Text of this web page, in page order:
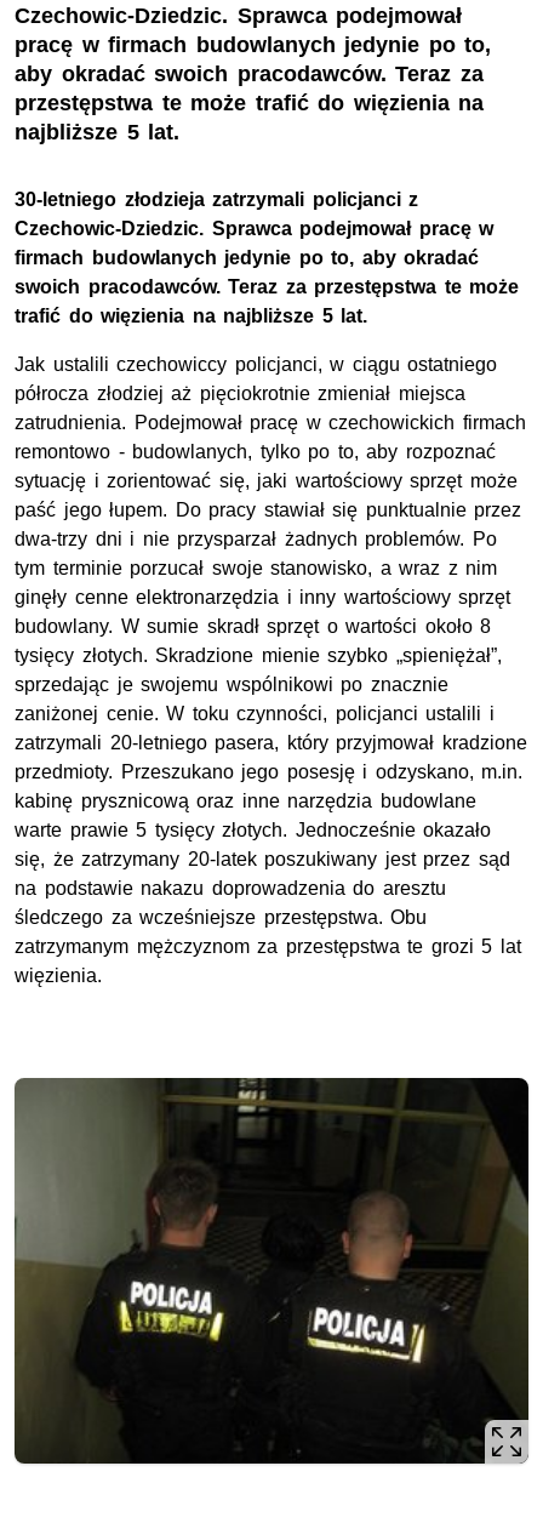
Czechowic-Dziedzic. Sprawca podejmował
pracę w firmach budowlanych jedynie po to,
aby okradać swoich pracodawców. Teraz za
przestępstwa te może trafić do więzienia na
najbliższe 5 lat.
30-letniego złodzieja zatrzymali policjanci z
Czechowic-Dziedzic. Sprawca podejmował pracę w
firmach budowlanych jedynie po to, aby okradać
swoich pracodawców. Teraz za przestępstwa te może
trafić do więzienia na najbliższe 5 lat.
Jak ustalili czechowiccy policjanci, w ciągu ostatniego
półrocza złodziej aż pięciokrotnie zmieniał miejsca
zatrudnienia. Podejmował pracę w czechowickich firmach
remontowo - budowlanych, tylko po to, aby rozpoznać
sytuację i zorientować się, jaki wartościowy sprzęt może
paść jego łupem. Do pracy stawiał się punktualnie przez
dwa-trzy dni i nie przysparzał żadnych problemów. Po
tym terminie porzucał swoje stanowisko, a wraz z nim
ginęły cenne elektronarzędzia i inny wartościowy sprzęt
budowlany. W sumie skradł sprzęt o wartości około 8
tysięcy złotych. Skradzione mienie szybko „spieniężał”,
sprzedając je swojemu wspólnikowi po znacznie
zaniżonej cenie. W toku czynności, policjanci ustalili i
zatrzymali 20-letniego pasera, który przyjmował kradzione
przedmioty. Przeszukano jego posesję i odzyskano, m.in.
kabinę prysznicową oraz inne narzędzia budowlane
warte prawie 5 tysięcy złotych. Jednocześnie okazało
się, że zatrzymany 20-latek poszukiwany jest przez sąd
na podstawie nakazu doprowadzenia do aresztu
śledczego za wcześniejsze przestępstwa. Obu
zatrzymanym mężczyznom za przestępstwa te grozi 5 lat
więzienia.